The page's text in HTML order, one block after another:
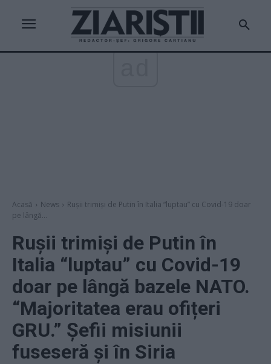
Acasă News
Rușii trimiși de Putin în Italia “luptau” cu Covid-19 doar
pe lângă...
Rușii trimiși de Putin în
Italia “luptau” cu Covid-19
doar pe lângă bazele NATO.
“Majoritatea erau ofițeri
GRU.” Șefii misiunii
fuseseră și în Siria